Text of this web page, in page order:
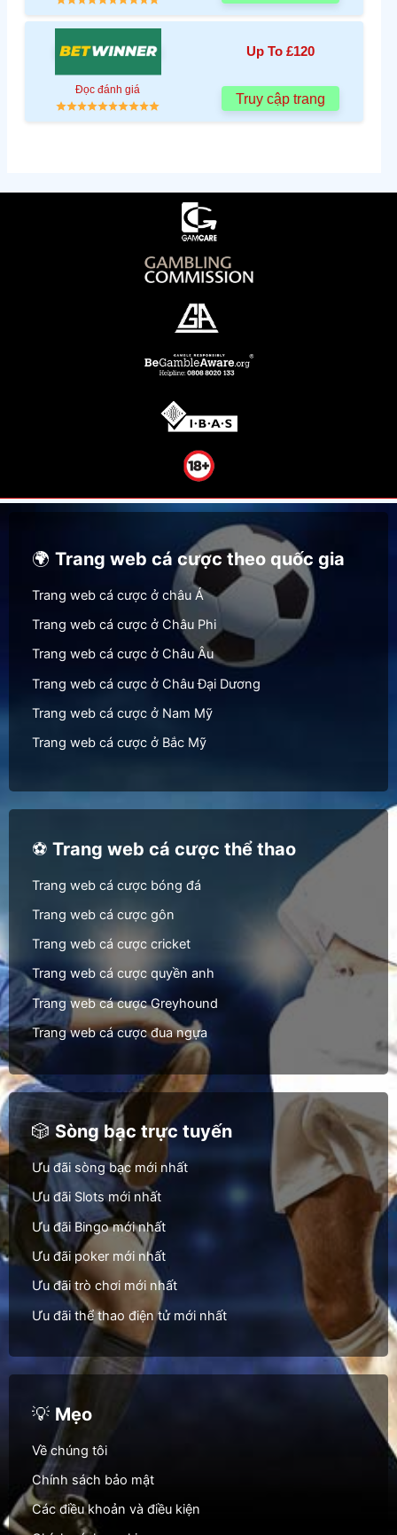
Up To £120
Đọc đánh giá
Truy cập trang
🌍Trang web cá cược theo quốc gia
Trang web cá cược ở châu Á
Trang web cá cược ở Châu Phi
Trang web cá cược ở Châu Âu
Trang web cá cược ở Châu Đại Dương
Trang web cá cược ở Nam Mỹ
Trang web cá cược ở Bắc Mỹ
⚽Trang web cá cược thể thao
Trang web cá cược bóng đá
Trang web cá cược gôn
Trang web cá cược cricket
Trang web cá cược quyền anh
Trang web cá cược Greyhound
Trang web cá cược đua ngựa
🎲Sòng bạc trực tuyến
Ưu đãi sòng bạc mới nhất
Ưu đãi Slots mới nhất
Ưu đãi Bingo mới nhất
Ưu đãi poker mới nhất
Ưu đãi trò chơi mới nhất
Ưu đãi thể thao điện tử mới nhất
💡 Mẹo
Về chúng tôi
Chính sách bảo mật
Các điều khoản và điều kiện